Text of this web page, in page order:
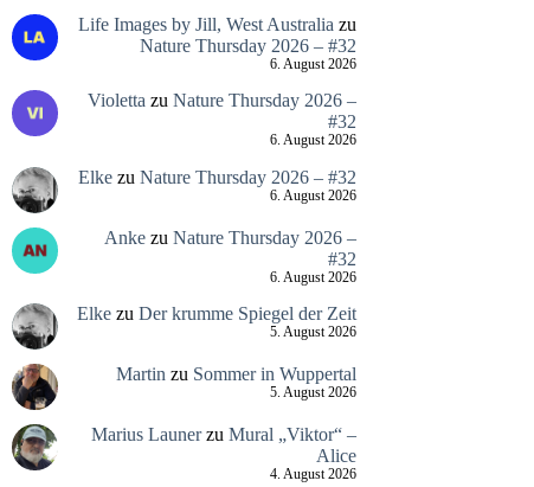
Life Images by Jill, West Australia zu
Nature Thursday 2026 – #32
6. August 2026
Violetta zu Nature Thursday 2026 –
#32
6. August 2026
Elkezu Nature Thursday 2026 – #32
6. August 2026
Ankezu Nature Thursday 2026 –
#32
6. August 2026
Elkezu Der krumme Spiegel der Zeit
5. August 2026
Martin zu Sommer in Wuppertal
5. August 2026
Marius Launerzu Mural „Viktor“ –
Alice
4. August 2026